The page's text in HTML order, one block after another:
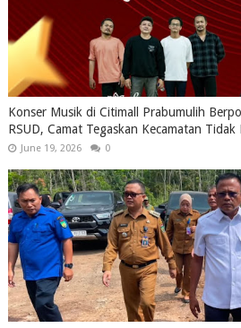
Konser Musik di Citimall Prabumulih
RSUD, Camat Tegaskan Kecamatan
June 19, 2026 0